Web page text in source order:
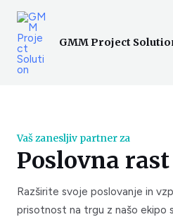
Skip
content
GMM Project
Vaš zanesljiv partner za
Poslovna
Razširite svoje poslovanje in
prisotnost na trgu z našo ekipo